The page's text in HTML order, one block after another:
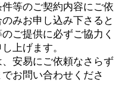
等のご契約内容にご依
みお申し込み下さると
ご提供に必ずご協力く
上げます。
安易にご依頼なさらず
お問い合わせくださ